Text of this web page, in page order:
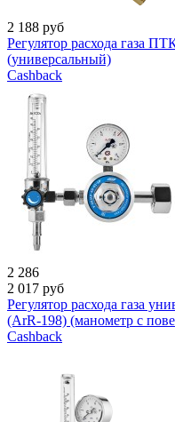
2 188 руб
Регулятор расхода газа
(универсальный)
Cashback
2 286
2 017 руб
Регулятор расхода газа
(ArR-198) (манометр с
Cashback